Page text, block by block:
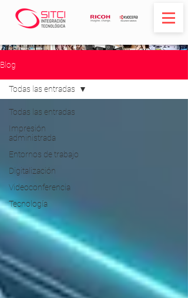
Blog
Todas las entradas
Impresión
administrada
Entornos de trabajo
Digitalización
Videoconferencia
Tecnología
Todas las entradas